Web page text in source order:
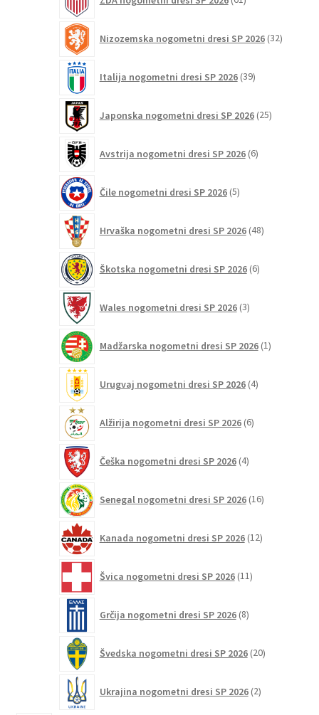
izdelkov
Nizozemska nogometni dresi SP 2026 32izdelkov
Italija nogometni dresi SP 2026 39izdelkov
Japonska nogometni dresi SP 2026 25izdelkov
Avstrija nogometni dresi SP 2026 6izdelkov
Čile nogometni dresi SP 2026 5izdelkov
Hrvaška nogometni dresi SP 2026 48izdelkov
Škotska nogometni dresi SP 2026 6izdelkov
Wales nogometni dresi SP 2026 3izdelki
Madžarska nogometni dresi SP 2026 1izdelek
Urugvaj nogometni dresi SP 2026 4izdelki
Alžirija nogometni dresi SP 2026 6izdelkov
Češka nogometni dresi SP 2026 4izdelki
Senegal nogometni dresi SP 2026 16izdelkov
Kanada nogometni dresi SP 2026 12izdelkov
Švica nogometni dresi SP 2026 11izdelkov
Grčija nogometni dresi SP 2026 8izdelkov
Švedska nogometni dresi SP 2026 20izdelkov
Ukrajina nogometni dresi SP 2026 2izdelka